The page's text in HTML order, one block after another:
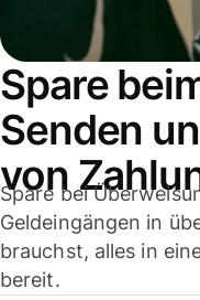
Spare
Senden
von
Spare bei
Geldeingängen in
brauchst, alles in
bereit.